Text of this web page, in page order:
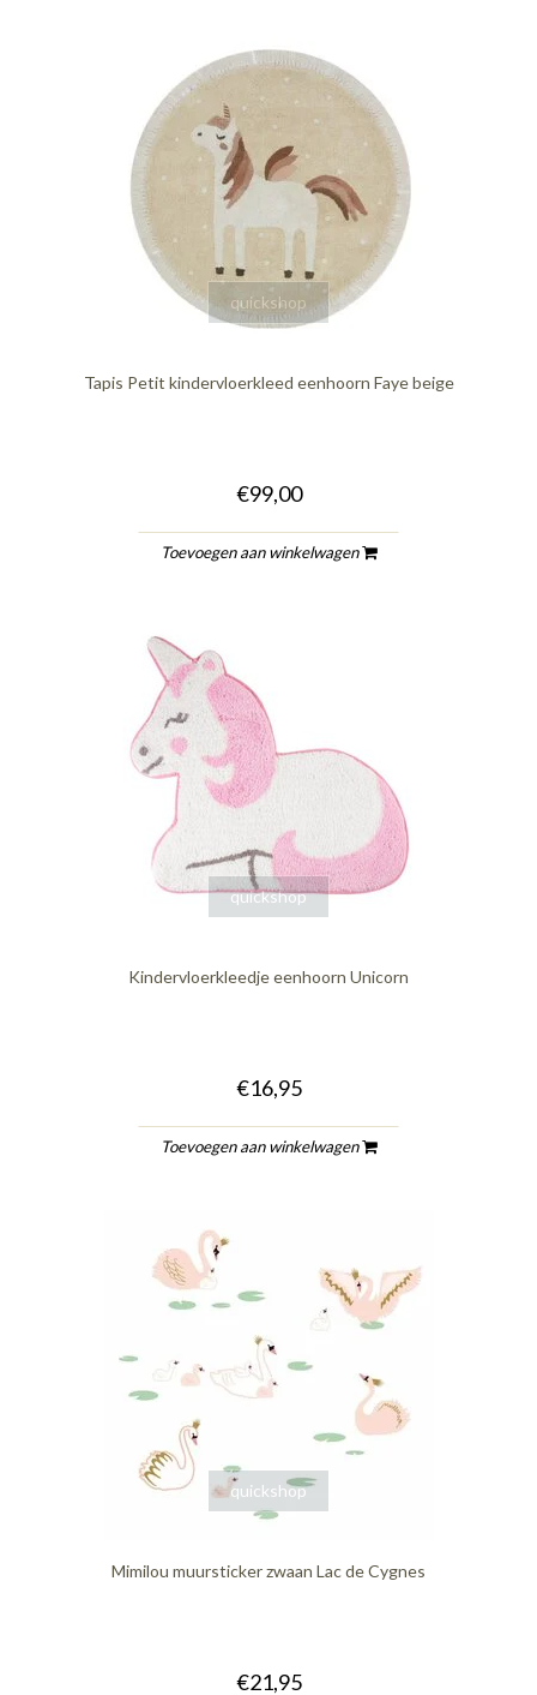
quickshop
Tapis Petit kindervloerkleed eenhoorn Faye beige
€99,00
Toevoegen aan winkelwagen
quickshop
Kindervloerkleedje eenhoorn Unicorn
€16,95
Toevoegen aan winkelwagen
quickshop
Mimilou muursticker zwaan Lac de Cygnes
€21,95